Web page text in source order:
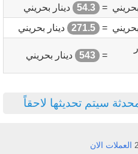
=
54.3
دينار بحريني
=
271.5
دينار بحريني
=
543 دينار بحريني
سيتم تحديثها لاحقاً
العملات الان